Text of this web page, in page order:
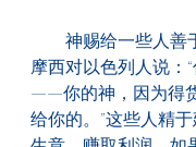
神赐给一些人善于
摩西对以色列人说：
——你的神，因为得
给你的。”这些人精